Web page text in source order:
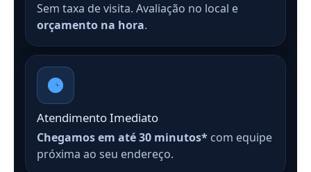
Sem taxa de visita. Avaliação no local e
orçamento na hora.
Atendimento Imediato
Chegamos em até 30 minutos* com equipe
próxima ao seu endereço.